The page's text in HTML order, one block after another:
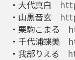
・大代真白
・山黒音玄
・栗駒こまる
・千代浦蝶美
・我部りえる